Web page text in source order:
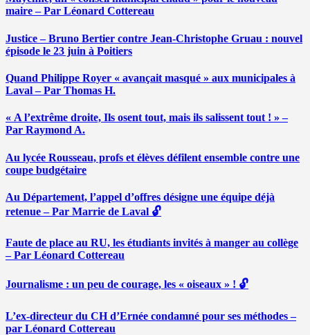
maire – Par Léonard Cottereau
Justice – Bruno Bertier contre Jean-Christophe Gruau : nouvel
épisode le 23 juin à Poitiers
Quand Philippe Royer « avançait masqué » aux municipales à
Laval – Par Thomas H.
« A l’extrême droite, Ils osent tout, mais ils salissent tout ! » –
Par Raymond A.
Au lycée Rousseau, profs et élèves défilent ensemble contre une
coupe budgétaire
Au Département, l’appel d’offres désigne une équipe déjà
retenue – Par Marrie de Laval 🔓
Faute de place au RU, les étudiants invités à manger au collège
– Par Léonard Cottereau
Journalisme : un peu de courage, les « oiseaux » ! 🔓
L’ex-directeur du CH d’Ernée condamné pour ses méthodes –
par Léonard Cottereau